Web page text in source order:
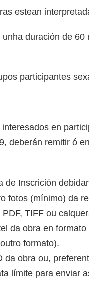
estean
unha duración de
participantes
en
deberán remitir ó
de Inscrición
fotos (mínimo) da
TIFF ou
da obra en
formato).
da obra ou,
límite para enviar